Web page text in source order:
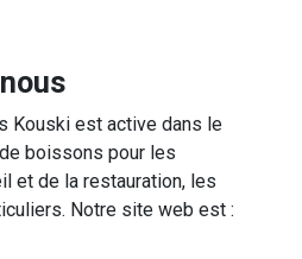
Kouski est active dans le
boissons pour les
et de la restauration, les
Notre site web est :